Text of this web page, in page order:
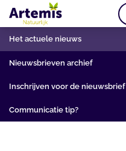
Het actuele nieuws
Nieuwsbrieven archief
Inschrijven voor de nieuwsbrief
Communicatie tip?